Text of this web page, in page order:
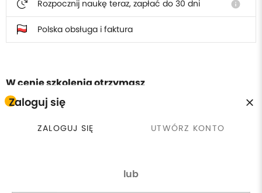
Zaloguj się
ZALOGUJ SIĘ UTWÓRZ KONTO
lub
Rozpocznij naukę teraz, zapłać do 30 dni info
Polska obsługa i faktura
W cenie szkolenia otrzymasz
chcesz